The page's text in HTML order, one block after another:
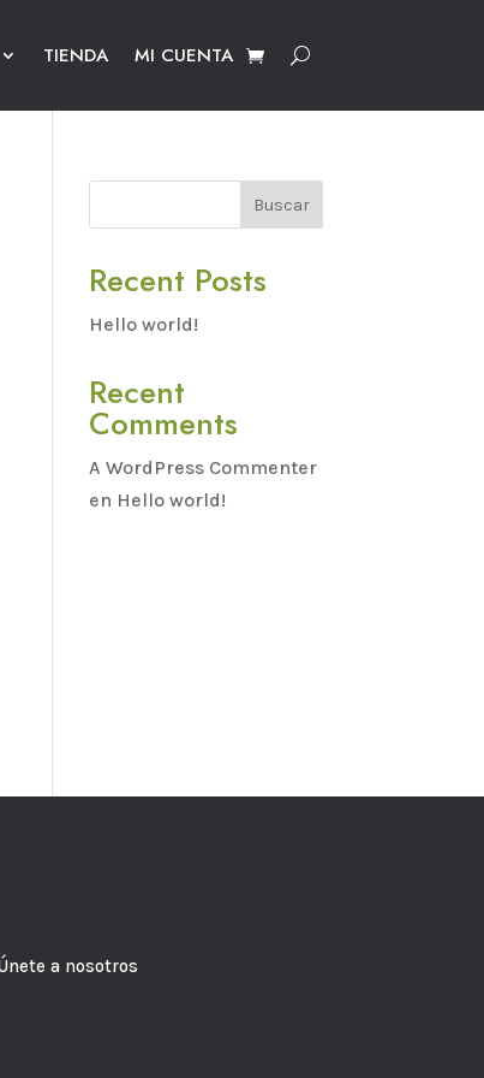
TIENDA MI CUENTA
Buscar
Recent Posts
Hello world!
Recent
Comments
A WordPress Commenter
en Hello world!
a nosotros